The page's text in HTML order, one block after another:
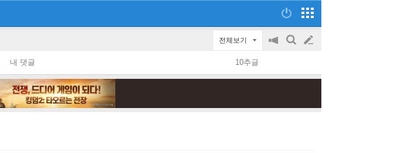
전체보기
공
on/off
검
글
쓰
내 댓글 10추글